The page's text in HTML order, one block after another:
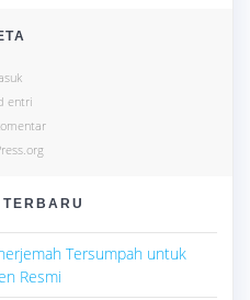
entri
TERBARU
Tersumpah untuk
Resmi